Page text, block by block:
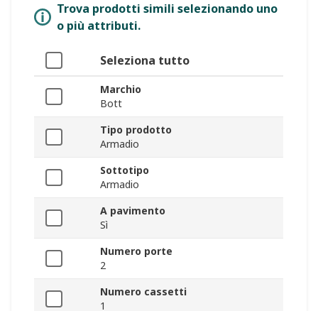
Trova prodotti simili selezionando uno
o più attributi.
Seleziona tutto
Marchio
Bott
Tipo prodotto
Armadio
Sottotipo
Armadio
A pavimento
Sì
Numero porte
2
Numero cassetti
1